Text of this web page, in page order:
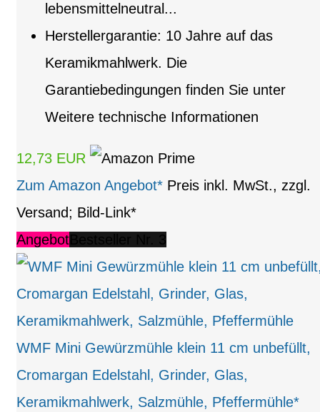
lebensmittelneutral...
Herstellergarantie: 10 Jahre auf das
Keramikmahlwerk. Die
Garantiebedingungen finden Sie unter
Weitere technische Informationen
12,73 EUR
Zum Amazon Angebot* Preis inkl. MwSt., zzgl.
Versand; Bild-Link*
Angebot
WMF Mini Gewürzmühle klein 11 cm unbefüllt,
Cromargan Edelstahl, Grinder, Glas,
Keramikmahlwerk, Salzmühle, Pfeffermühle*